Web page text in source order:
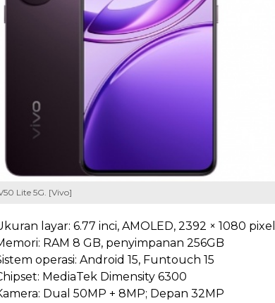
Lite 5G. [Vivo]
layar: 6.77 inci, AMOLED, 2392 × 1080
RAM 8 GB, penyimpanan 256GB
operasi: Android 15, Funtouch 15
MediaTek Dimensity 6300
Dual 50MP + 8MP; Depan 32MP